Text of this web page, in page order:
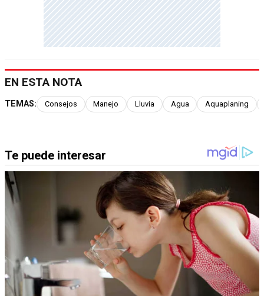
EN ESTA NOTA
TEMAS: Consejos Manejo Lluvia Agua Aquaplaning